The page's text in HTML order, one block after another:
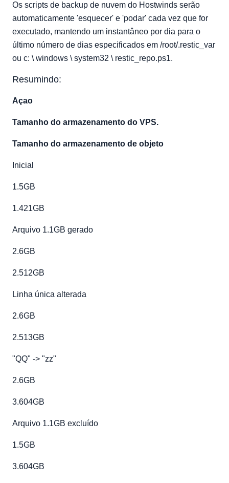
Os scripts de backup de nuvem do Hostwinds serão
automaticamente 'esquecer' e 'podar' cada vez que for
executado, mantendo um instantâneo por dia para o
último número de dias especificados em /root/.restic_var
ou c: \ windows \ system32 \ restic_repo.ps1.
Resumindo:
Açao
Tamanho do armazenamento do VPS.
Tamanho do armazenamento de objeto
Inicial
1.5GB
1.421GB
Arquivo 1.1GB gerado
2.6GB
2.512GB
Linha única alterada
2.6GB
2.513GB
"QQ" -> "zz"
2.6GB
3.604GB
Arquivo 1.1GB excluído
1.5GB
3.604GB